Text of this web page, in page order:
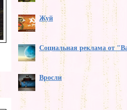
Жуй
Социальная реклама от
Вросли